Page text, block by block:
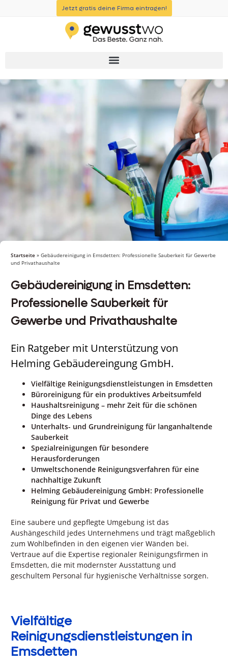
Jetzt gratis deine Firma eintragen!
Startseite » Gebäudereinigung in Emsdetten: Professionelle Sauberkeit für Gewerbe
und Privathaushalte
Gebäudereinigung in Emsdetten:
Professionelle Sauberkeit für
Gewerbe und Privathaushalte
Ein Ratgeber mit Unterstützung von
Helming Gebäudereingung GmbH.
Vielfältige Reinigungsdienstleistungen in Emsdetten
Büroreinigung für ein produktives Arbeitsumfeld
Haushaltsreinigung – mehr Zeit für die schönen
Dinge des Lebens
Unterhalts- und Grundreinigung für langanhaltende
Sauberkeit
Spezialreinigungen für besondere
Herausforderungen
Umweltschonende Reinigungsverfahren für eine
nachhaltige Zukunft
Helming Gebäudereinigung GmbH: Professionelle
Reinigung für Privat und Gewerbe
Eine saubere und gepflegte Umgebung ist das
Aushängeschild jedes Unternehmens und trägt maßgeblich
zum Wohlbefinden in den eigenen vier Wänden bei.
Vertraue auf die Expertise regionaler Reinigungsfirmen in
Emsdetten, die mit modernster Ausstattung und
geschultem Personal für hygienische Verhältnisse sorgen.
Vielfältige
Reinigungsdienstleistungen in
Emsdetten